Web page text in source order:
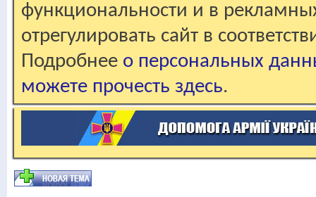
функциональности и в
отрегулировать сайт в
Подробнее о персональных
можете прочесть здесь.